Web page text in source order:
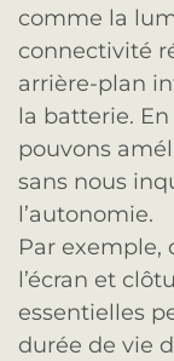
comme la
connectivité
arrière-plan
la batterie.
pouvons
sans nous
l’autonomie.
Par
l’écran et
essentielles
durée de vie